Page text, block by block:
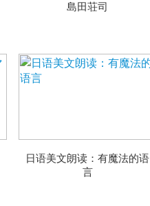
島田荘司
日语美文朗读：有魔法的语
言